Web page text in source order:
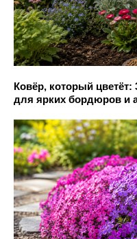
Ковёр, который
для ярких бордюров и